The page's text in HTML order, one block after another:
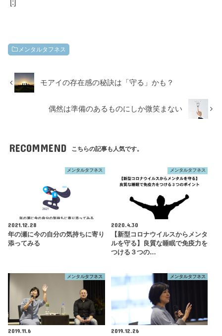
[:]
メンタルタフネス
モアイの存在感の秘訣は「守る」かも？
偶然は準備のあるものにしか微笑まない
RECOMMEND こちらの記事も人気です。
メンタルタフネス
2021.12.28
年の瀬に今の自分の気持ちに寄り
添ってみる
メンタルタフネス
2020.4.30
【新型コロナウイルスからメンタ
ルを守る】良質な睡眠で免疫力を
つける３つの…
メンタルタフネス
2019.11.6
メンタルタフネス
2019.12.26